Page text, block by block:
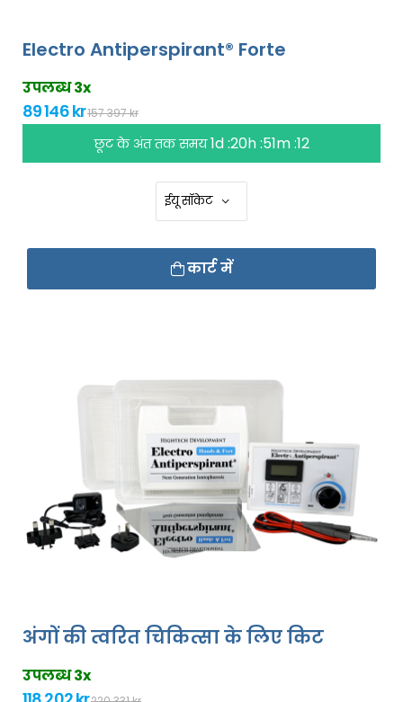
Electro Antiperspirant® Forte
उपलब्ध 3x
89 146 kr157 397 kr
छूट के अंत तक समय1d :20h :51m :11
कार्ट में
अंगों की त्वरित चिकित्सा के लिए किट
उपलब्ध 3x